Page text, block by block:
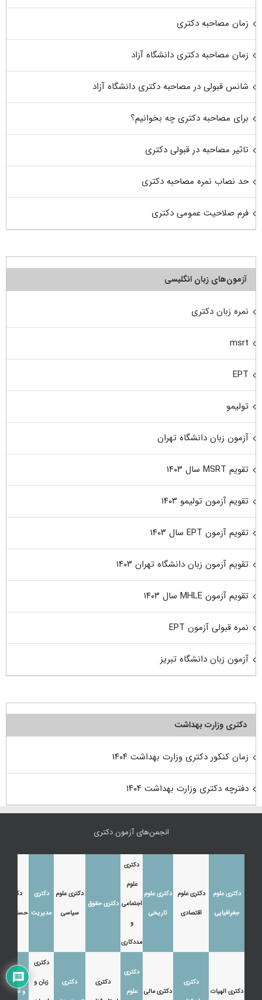
زمان مصاحبه دکتری
زمان مصاحبه دکتری دانشگاه آزاد
شانس قبولی در مصاحبه دکتری دانشگاه آزاد
برای مصاحبه دکتری چه بخوانیم؟
تاثیر مصاحبه در قبولی دکتری
حد نصاب نمره مصاحبه دکتری
فرم صلاحیت عمومی دکتری
آزمون‌های زبان انگلیسی
نمره زبان دکتری
msrt
EPT
تولیمو
آزمون زبان دانشگاه تهران
تقویم MSRT سال ۱۴۰۳
تقویم آزمون تولیمو ۱۴۰۳
تقویم آزمون EPT سال ۱۴۰۳
تقویم آزمون زبان دانشگاه تهران ۱۴۰۳
تقویم آزمون MHLE سال ۱۴۰۳
نمره قبولی آزمون EPT
آزمون زبان دانشگاه تبریز
دکتری وزارت بهداشت
زمان کنکور دکتری وزارت بهداشت ۱۴۰۴
دفترچه دکتری وزارت بهداشت ۱۴۰۴
انجمن‌های آزمون دکتری
دکتری علوم
جغرافیایی
دکتری علوم
اقتصادی
دکتری علوم
تاریخی
دکتری
علوم
اجتماعی
و
مددکاری
دکتری حقوق
دکتری علوم
سیاسی
دکتری
مدیریت
دکتری
حسابداری
دکتری الهیات
دکتری
دکتری مالی
دکتری
علوم
دکتری
دکتری
دکتری
زبان و
دکتری زبان
و ادبیات